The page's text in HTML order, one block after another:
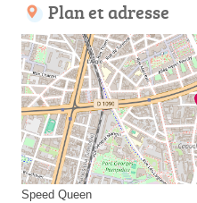
Plan et adresse
Speed Queen